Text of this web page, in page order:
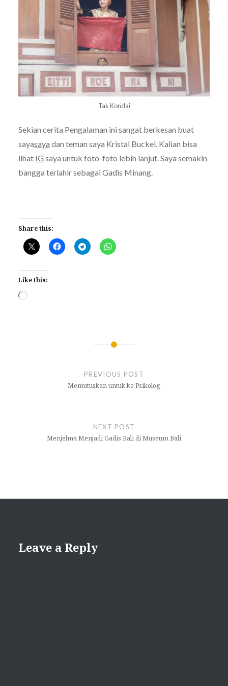
Tak Kondai
Sekian cerita Pengalaman ini sangat berkesan buat
sayasaya dan teman saya Kristal Buckel. Kalian bisa
lihat IG saya untuk foto-foto lebih lanjut. Saya semakin
bangga terlahir sebagai Gadis Minang.
Share this:
Like this:
Loading…
PREVIOUS POST
Memutuskan untuk ke Psikolog
NEXT POST
Menjelma Menjadi Gadis Bali di Museum Bali
Leave a Reply